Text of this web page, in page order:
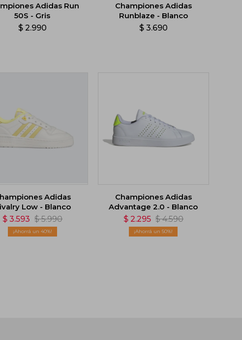
Adidas Run
50S - Gris
$ 2.990
Championes Adidas
Runblaze - Blanco
$ 3.690
Adidas
Low - Blanco
$ 3.593 $ 5.990
40
Championes Adidas
Advantage 2.0 - Blanco
$ 2.295 $ 4.590
50